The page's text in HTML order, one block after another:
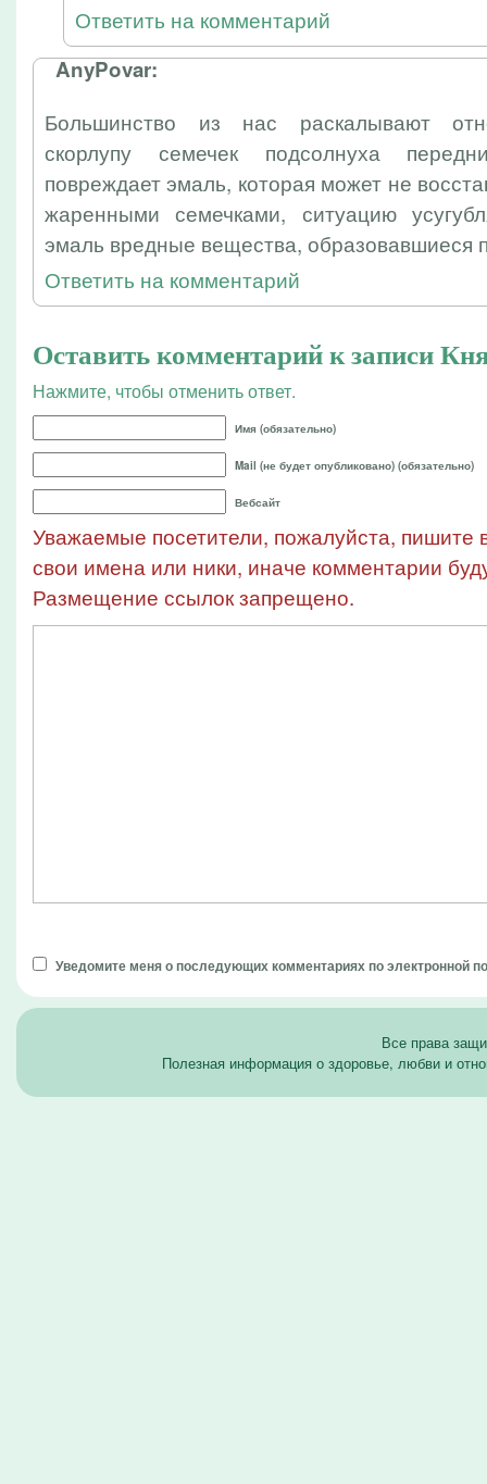
Ответить на комментарий
AnyPovar:
Большинство из нас раскалывают
скорлупу семечек подсолнуха
повреждает эмаль, которая может не
жаренными семечками, ситуацию
эмаль вредные вещества, образовавшиеся
Ответить на комментарий
Оставить комментарий к записи
Нажмите, чтобы отменить ответ.
Имя (обязательно)
Mail (не будет опубликовано) (обязательно)
Вебсайт
Уважаемые посетители, пожалуйста, пишите
свои имена или ники, иначе комментарии
Размещение ссылок запрещено.
Уведомите меня о последующих комментариях по электронной
Все права
Полезная информация о здоровье, любви и